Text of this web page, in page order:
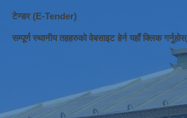
टेन्डर (E-Tender)
सम्पूर्ण स्थानीय तहहरुको वेबसाइट हेर्न यहाँ क्लिक गर्नुहोस्